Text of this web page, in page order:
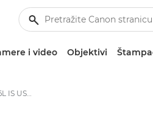
i video Objektivi
Canon EF 800mm f/5.6L IS USM - Objektivi – objektivi za kamere i fotoaparate